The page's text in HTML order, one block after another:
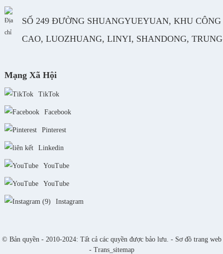
SỐ 249 ĐƯỜNG SHUANGYUEYUAN, KHU CÔNG
CAO, LUOZHUANG, LINYI, SHANDONG,
Mạng Xã Hội
TikTok
Facebook
Pinterest
Linkedin
YouTube
YouTube
Instagram
© Bản quyền - 2010-2024: Tất cả các quyền được bảo lưu. - Sơ đồ trang web
- Trans_sitemap